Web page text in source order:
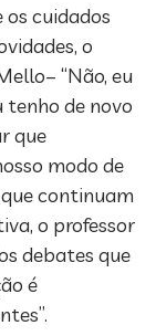
cuidados
o
“Não, eu
tenho de novo
que
modo de
continuam
o professor
debates que
é